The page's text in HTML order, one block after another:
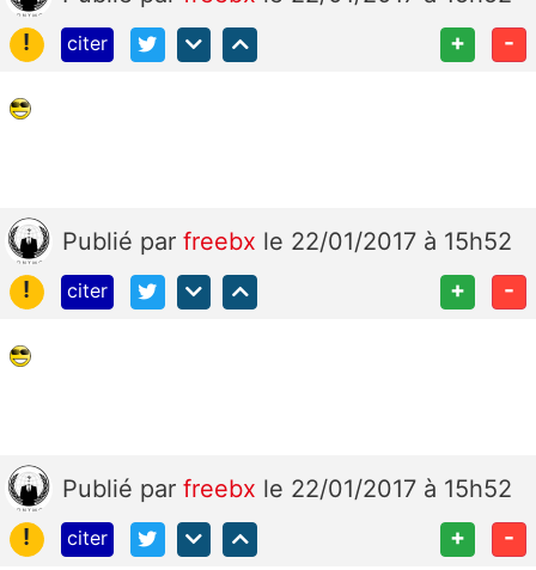
!
citer + -
Publié par freebx le 22/01/2017 à 15h52
!
citer + -
Publié par freebx le 22/01/2017 à 15h52
!
citer + -